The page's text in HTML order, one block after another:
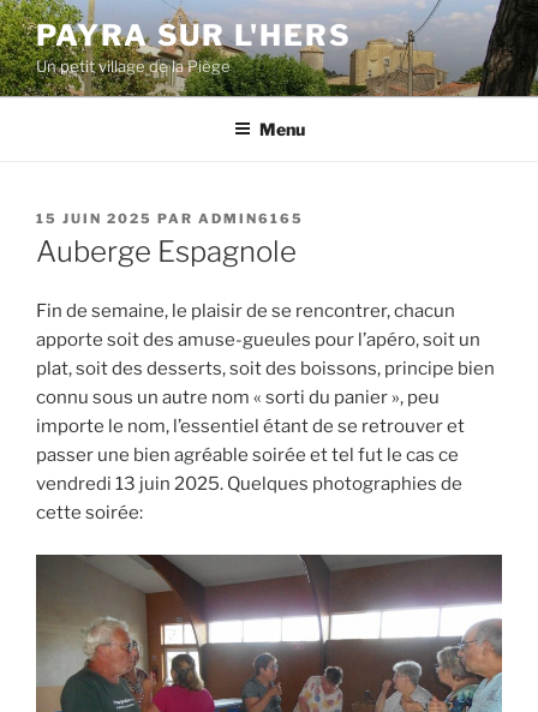
Aller
au
contenu
principal
PAYRA SUR L'HERS
Un petit village de la Piège
Menu
PUBLIÉ
LE
15 JUIN 2025 PAR ADMIN6165
Auberge Espagnole
Fin de semaine, le plaisir de se rencontrer, chacun
apporte soit des amuse-gueules pour l’apéro, soit un
plat, soit des desserts, soit des boissons, principe bien
connu sous un autre nom « sorti du panier », peu
importe le nom, l’essentiel étant de se retrouver et
passer une bien agréable soirée et tel fut le cas ce
vendredi 13 juin 2025. Quelques photographies de
cette soirée: